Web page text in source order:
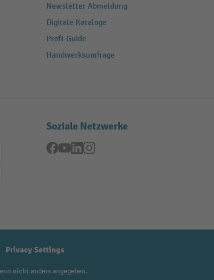
Newsletter Abmeldung
Digitale Kataloge
Profi-Guide
Handwerksumfrage
Überweisung
Soziale Netzwerke
Facebook
YouTubeLinkedInInstagram
Privacy Settings
nicht anders angegeben.